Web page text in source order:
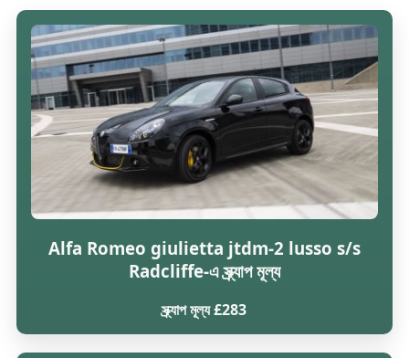
Alfa Romeo giulietta jtdm-2 lusso s/s
Radcliffe-এ স্ক্র্যাপ মূল্য
স্ক্র্যাপ মূল্য £283